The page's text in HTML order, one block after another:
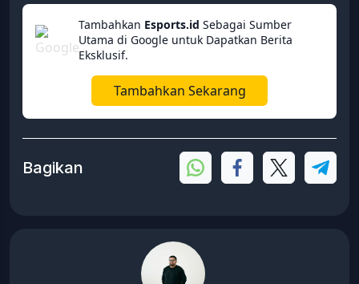
Tambahkan Esports.id Sebagai Sumber
Utama di Google untuk Dapatkan Berita
Eksklusif.
Tambahkan Sekarang
Bagikan